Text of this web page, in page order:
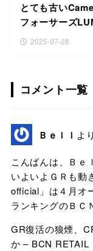
とても古い
フォーサーズ
2025-07-28
コメント一覧
Ｂｅｌｌ よ
こんばんは、Ｂｅ
いよいよＧＲも動
official」は４月オ
ランキングのＢＣ
GR復活の狼煙、
か – BCN RETAIL